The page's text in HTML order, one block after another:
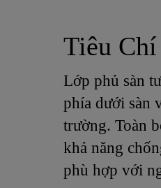
Tiêu
Lớp phủ sàn
phía dưới sàn
trường. Toàn
khả năng
phù hợp với